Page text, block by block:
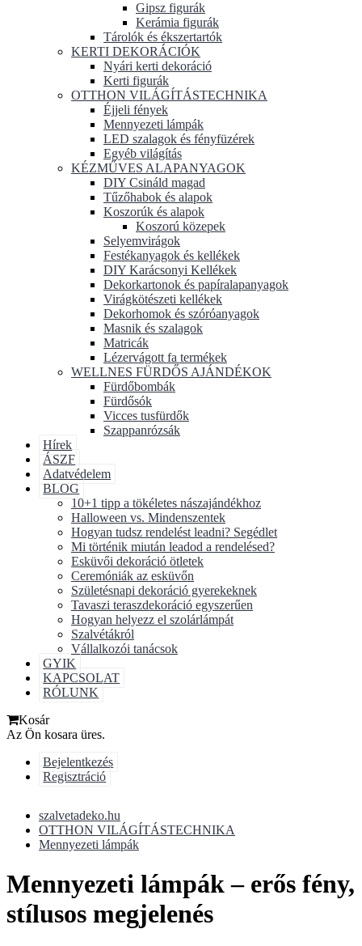
Gipsz figurák
Kerámia figurák
Tárolók és ékszertartók
KERTI DEKORÁCIÓK
Nyári kerti dekoráció
Kerti figurák
OTTHON VILÁGÍTÁSTECHNIKA
Éjjeli fények
Mennyezeti lámpák
LED szalagok és fényfüzérek
Egyéb világítás
KÉZMŰVES ALAPANYAGOK
DIY Csináld magad
Tűzőhabok és alapok
Koszorúk és alapok
Koszorú közepek
Selyemvirágok
Festékanyagok és kellékek
DIY Karácsonyi Kellékek
Dekorkartonok és papíralapanyagok
Virágkötészeti kellékek
Dekorhomok és szóróanyagok
Masnik és szalagok
Matricák
Lézervágott fa termékek
WELLNES FÜRDŐS AJÁNDÉKOK
Fürdőbombák
Fürdősók
Vicces tusfürdők
Szappanrózsák
Hírek
ÁSZF
Adatvédelem
BLOG
10+1 tipp a tökéletes nászajándékhoz
Halloween vs. Mindenszentek
Hogyan tudsz rendelést leadni? Segédlet
Mi történik miután leadod a rendelésed?
Esküvői dekoráció ötletek
Ceremóniák az esküvőn
Születésnapi dekoráció gyerekeknek
Tavaszi teraszdekoráció egyszerűen
Hogyan helyezz el szolárlámpát
Szalvétákról
Vállalkozói tanácsok
GYIK
KAPCSOLAT
RÓLUNK
Kosár
Az Ön kosara üres.
Bejelentkezés
Regisztráció
szalvetadeko.hu
OTTHON VILÁGÍTÁSTECHNIKA
Mennyezeti lámpák
Mennyezeti lámpák – erős fény,
stílusos megjelenés